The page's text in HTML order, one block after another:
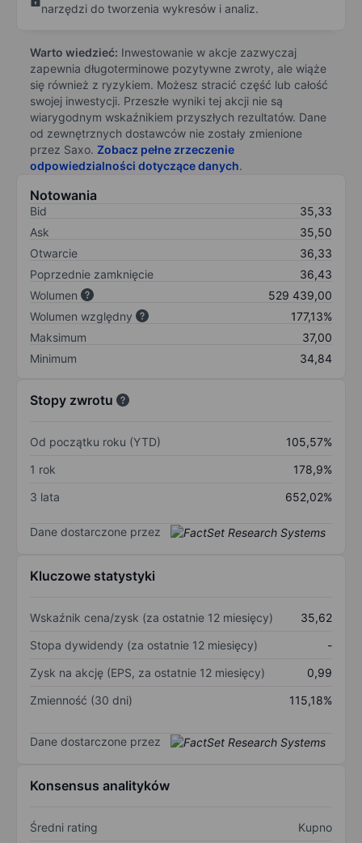
narzędzi do tworzenia wykresów i analiz.
Warto wiedzieć: Inwestowanie w akcje zazwyczaj
zapewnia długoterminowe pozytywne zwroty, ale wiąże
się również z ryzykiem. Możesz stracić część lub całość
swojej inwestycji. Przeszłe wyniki tej akcji nie są
wiarygodnym wskaźnikiem przyszłych rezultatów. Dane
od zewnętrznych dostawców nie zostały zmienione
przez Saxo. Zobacz pełne zrzeczenie
odpowiedzialności dotyczące danych.
Notowania
Bid
35,33
Ask
35,50
Otwarcie
36,33
Poprzednie zamknięcie
36,43
Wolumen
529 439,00
Wolumen względny
177,13%
Maksimum
37,00
Minimum
34,84
Stopy zwrotu
Od początku roku (YTD)
105,57%
1 rok
178,9%
3 lata
652,02%
Dane dostarczone przez
Kluczowe statystyki
Wskaźnik cena/zysk (za ostatnie 12 miesięcy)
35,62
Stopa dywidendy (za ostatnie 12 miesięcy)
-
Zysk na akcję (EPS, za ostatnie 12 miesięcy)
0,99
Zmienność (30 dni)
115,18%
Dane dostarczone przez
Konsensus analityków
Średni rating Kupno